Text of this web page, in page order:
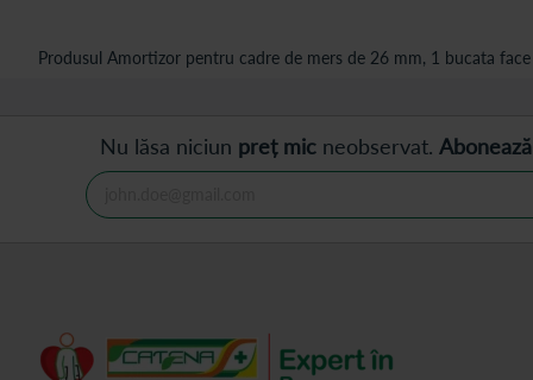
Produsul Amortizor pentru cadre de mers de 26 mm, 1 bucata
Nu lăsa niciun preț mic neobservat.